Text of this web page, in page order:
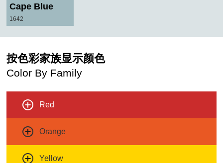
Cape Blue
1642
按色彩家族显示颜色
Color By Family
Red
Orange
Yellow